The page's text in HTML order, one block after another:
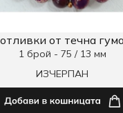
отливки от течна
1 брой - 75 / 13 мм
ИЗЧЕРПАН